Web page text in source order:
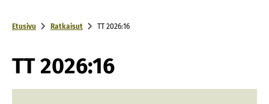
Etusivu Ratkaisut TT 2026:16
TT 2026:16